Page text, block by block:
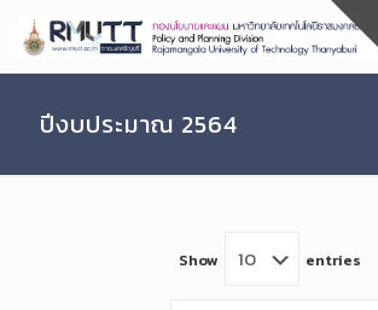
Content
ปีงบประมาณ 2564
Show entries